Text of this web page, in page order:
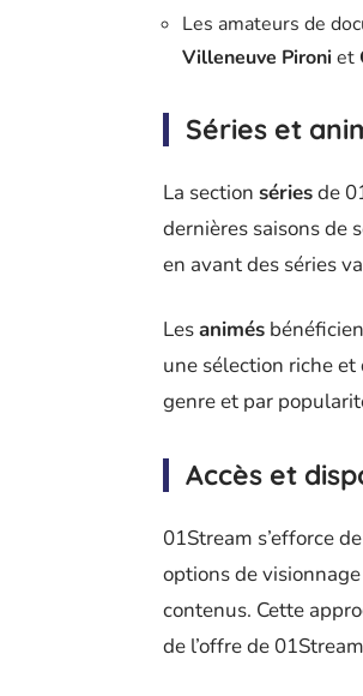
Les amateurs de
Villeneuve Pironiet
Séries et
La section sériesde
dernières saisons de
en avant des séries
Lesanimés
une sélection riche
genre et par
Accès et
01Stream s’efforce
options de
contenus. Cette
de l’offre de